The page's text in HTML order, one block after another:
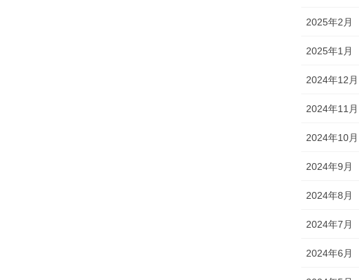
2025年2月
2025年1月
2024年12月
2024年11月
2024年10月
2024年9月
2024年8月
2024年7月
2024年6月